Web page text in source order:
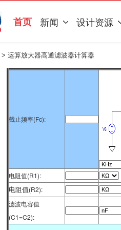
首页 新闻 设计资源
> 运算放大器高通滤波器计算器
截止频率(Fc):
电阻值(R1):
电阻值(R2):
滤波电容值
(C1=C2):